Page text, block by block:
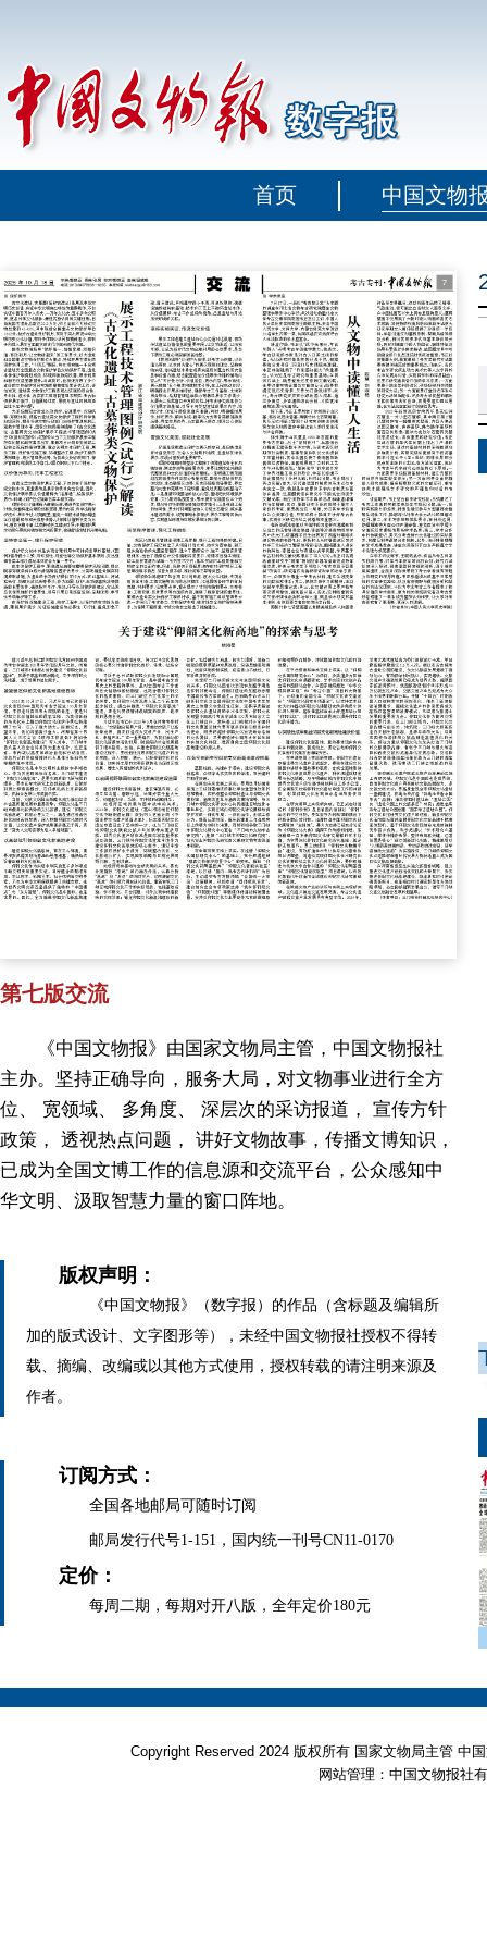
首页 中国文物
第七版交流
《中国文物报》由国家文物局主管，中国文物报社
主办。坚持正确导向，服务大局，对文物事业进行全方
位、 宽领域、 多角度、 深层次的采访报道， 宣传方针
政策， 透视热点问题， 讲好文物故事，传播文博知识，
已成为全国文博工作的信息源和交流平台，公众感知中
华文明、汲取智慧力量的窗口阵地。
版权声明：
《中国文物报》（数字报）的作品（含标题及编辑所
加的版式设计、文字图形等），未经中国文物报社授权不得转
载、摘编、改编或以其他方式使用，授权转载的请注明来源及
作者。
订阅方式：
全国各地邮局可随时订阅
邮局发行代号1-151，国内统一刊号CN11-0170
定价：
每周二期，每期对开八版，全年定价180元
Copyright Reserved 2024 版权所有 国家文物局主管
网站管理：中国文物报社